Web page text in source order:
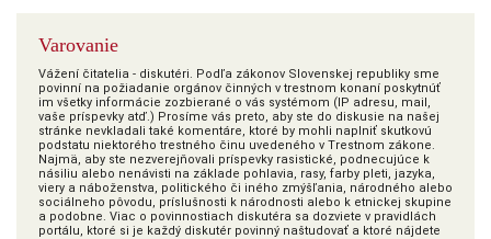
Varovanie
Vážení čitatelia - diskutéri. Podľa zákonov Slovenskej republiky sme
povinní na požiadanie orgánov činných v trestnom konaní poskytnúť
im všetky informácie zozbierané o vás systémom (IP adresu, mail,
vaše príspevky atď.) Prosíme vás preto, aby ste do diskusie na našej
stránke nevkladali také komentáre, ktoré by mohli naplniť skutkovú
podstatu niektorého trestného činu uvedeného v Trestnom zákone.
Najmä, aby ste nezverejňovali príspevky rasistické, podnecujúce k
násiliu alebo nenávisti na základe pohlavia, rasy, farby pleti, jazyka,
viery a náboženstva, politického či iného zmýšľania, národného alebo
sociálneho pôvodu, príslušnosti k národnosti alebo k etnickej skupine
a podobne. Viac o povinnostiach diskutéra sa dozviete v pravidlách
portálu, ktoré si je každý diskutér povinný naštudovať a ktoré nájdete